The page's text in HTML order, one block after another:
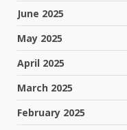
June 2025
May 2025
April 2025
March 2025
February 2025